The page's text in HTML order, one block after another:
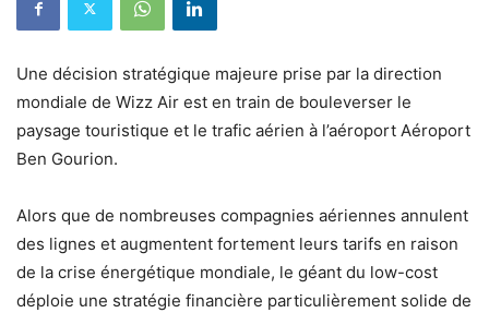
Une décision stratégique majeure prise par la direction
mondiale de Wizz Air est en train de bouleverser le
paysage touristique et le trafic aérien à l’aéroport Aéroport
Ben Gourion.
Alors que de nombreuses compagnies aériennes annulent
des lignes et augmentent fortement leurs tarifs en raison
de la crise énergétique mondiale, le géant du low-cost
déploie une stratégie financière particulièrement solide de